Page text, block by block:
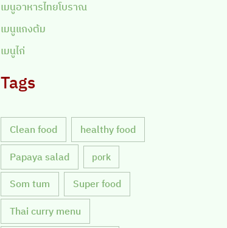
เมนูอาหารไทยโบราณ
เมนูแกงต้ม
เมนูไก่
Tags
Clean food healthy food
Papaya salad pork
Som tum Super food
Thai curry menu